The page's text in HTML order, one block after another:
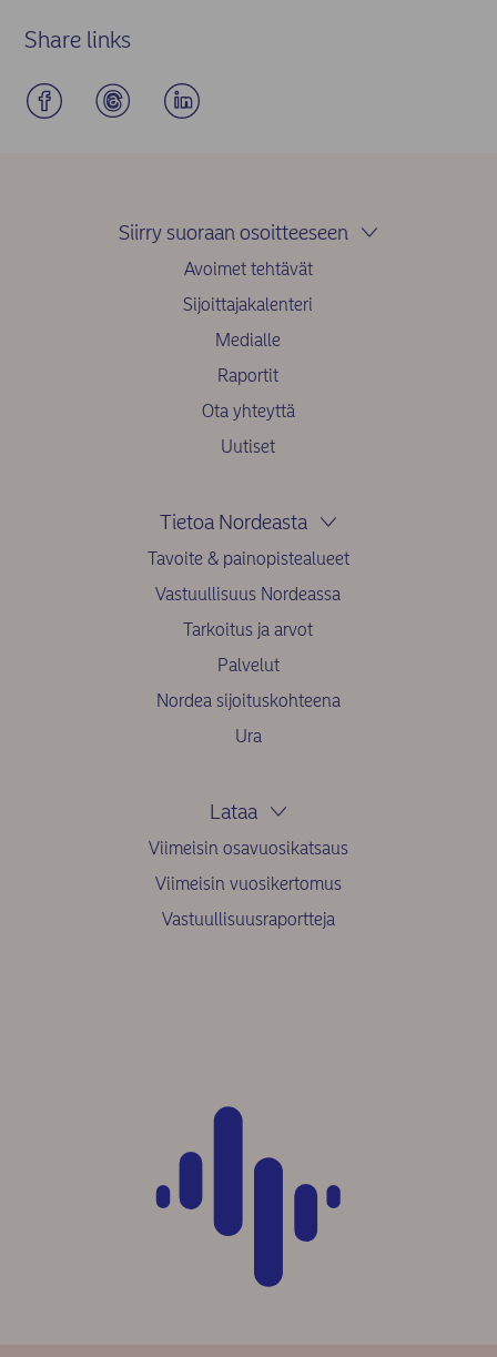
Share links
Siirry suoraan osoitteeseen
Avoimet tehtävät
Sijoittajakalenteri
Medialle
Raportit
Ota yhteyttä
Uutiset
Tietoa Nordeasta
Tavoite & painopistealueet
Vastuullisuus Nordeassa
Tarkoitus ja arvot
Palvelut
Nordea sijoituskohteena
Ura
Lataa
Viimeisin osavuosikatsaus
Viimeisin vuosikertomus
Vastuullisuusraportteja